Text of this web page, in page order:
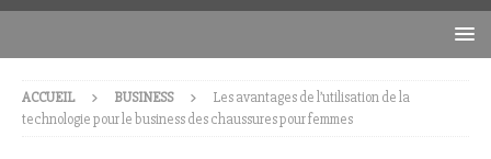
ACCUEIL BUSINESS
Les avantages de l’utilisation de la
technologie pour le business des chaussures pour femmes